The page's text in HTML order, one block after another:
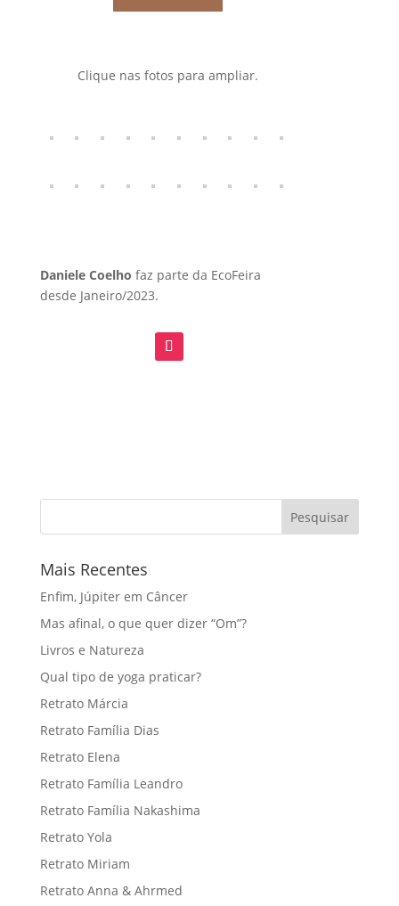
Clique nas fotos para ampliar.
Daniele Coelho faz parte da EcoFeira
desde Janeiro/2023.
Mais Recentes
Enfim, Júpiter em Câncer
Mas afinal, o que quer dizer “Om”?
Livros e Natureza
Qual tipo de yoga praticar?
Retrato Márcia
Retrato Família Dias
Retrato Elena
Retrato Família Leandro
Retrato Família Nakashima
Retrato Yola
Retrato Miriam
Retrato Anna & Ahrmed